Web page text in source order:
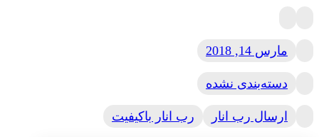
مارس 14, 2018
دسته‌بندی نشده
ارسال رب انار رب انار باکیفیت